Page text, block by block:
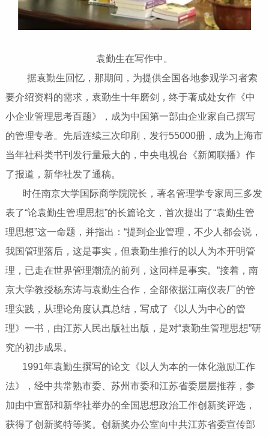
袁勤生在写作中。
据袁勤生回忆，那期间，为提供全国各地参观学习者索
要介绍资料的需求，袁勤生十年磨剑，终于著成处女作《中
小企业管理思考百题》，成为中国第一部由企业家自己撰写
的管理专著。先后连续三次印刷，发行55000册，成为上海市
当年社科类书刊发行量最大的，中央电视台《新闻联播》作
了报道，新华社发了通稿。
时任南京大学国际商学院院长，著名管理学专家周三多发
表了“论袁勤生管理思想”的长篇论文，首次提出了“袁勤生管
理思想”这一命题，并指出：“提到企业管理，不少人都会说，
我国管理落后，这是事实，但袁勤生推行的以人为本开明管
理，已走在世界管理潮流的前列，这同样是事实。”接着，南
京大学教授杨东涛与袁勤生合作，全部依据江南仪表厂的管
理实践，从理论角度认真总结，写成了《以人为中心的管
理》一书，由江苏人民出版社出版，是对“袁勤生管理思想”研
究的初步成果。
1991年袁勤生撰写的论文《以人为本的一体化激励工作
法》，经中共常熟市委、苏州市委和江苏省委层层推荐，参
加由中宣部和新华社举办的全国思想政治工作创新奖评选，
获得了创新奖特等奖。创新奖办公室向中共江苏省委宣传部